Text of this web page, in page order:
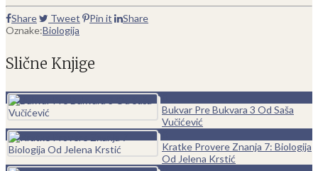
Share Tweet Pin it
Share
Oznake:Biologija
Slične Knjige
Bukvar Pre Bukvara 3 Od Saša
Vučićević
Kratke Provere Znanja 7: Biologija
Od Jelena Krstić